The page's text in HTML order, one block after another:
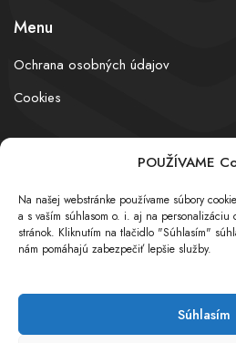
POUŽÍVAME
Na našej webstránke používame súbory
a s vaším súhlasom o. i. aj na personalizáciu
stránok. Kliknutím na tlačidlo "Súhlasím"
nám pomáhajú zabezpečiť lepšie služby.
Súhlasím
Menu
Ochrana osobných údajov
Cookies